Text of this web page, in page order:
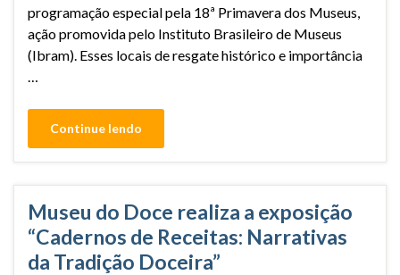
programação especial pela 18ª Primavera dos Museus,
ação promovida pelo Instituto Brasileiro de Museus
(Ibram). Esses locais de resgate histórico e importância
Continue lendo
Museu do Doce realiza a exposição
“Cadernos de Receitas: Narrativas
da Tradição Doceira”